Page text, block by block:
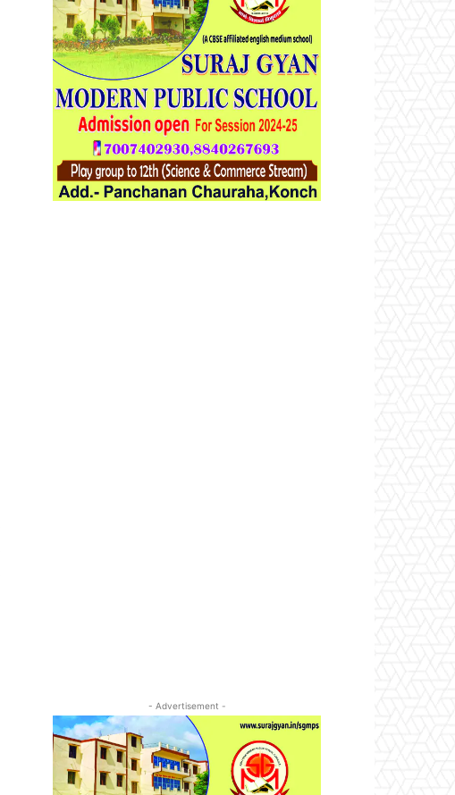
- Advertisement -